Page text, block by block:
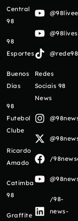
Central
98
98
Esportes
Buenos
Días
98
Futebol
Clube
Ricardo
Amado
Catimba
98
Graffite
Redes
Sociais 98
News
/
/98-
news-